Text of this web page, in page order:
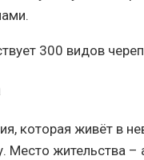
300 видов
которая живёт в
Место жительства